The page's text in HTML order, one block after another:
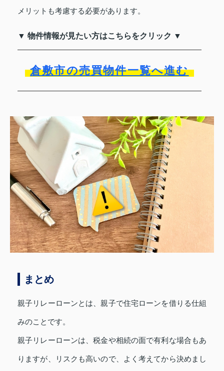
メリットも考慮する必要があります。
▼ 物件情報が見たい方はこちらをクリック ▼
倉敷市の売買物件一覧へ進む
まとめ
親子リレーローンとは、親子で住宅ローンを借りる仕組
みのことです。
親子リレーローンは、税金や相続の面で有利な場合もあ
りますが、リスクも高いので、よく考えてから決めまし